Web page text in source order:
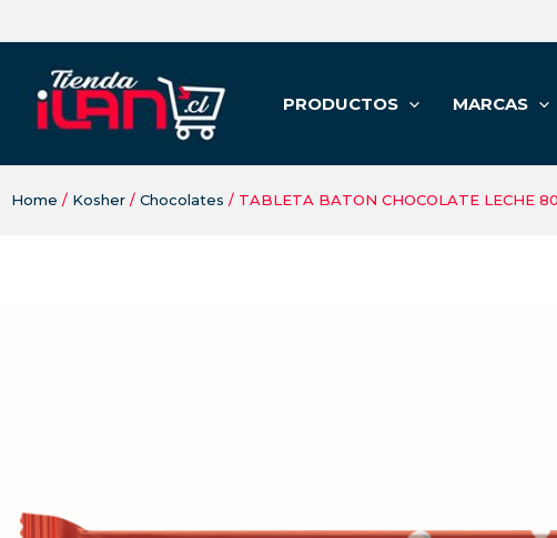
PRODUCTOS MARCAS
Home / Kosher / Chocolates / TABLETA BATON CHOCOLATE LECHE